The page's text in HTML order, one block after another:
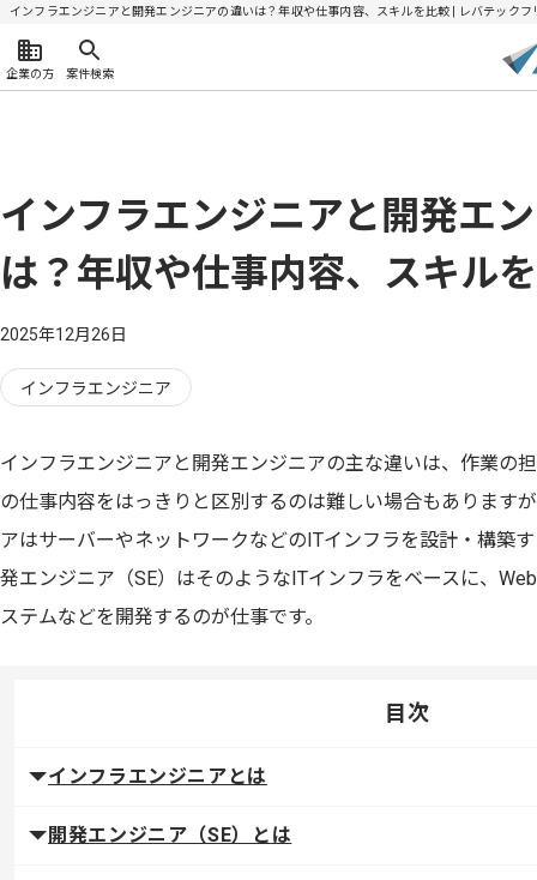
インフラエンジニアと開発エンジニアの違いは？年収や仕事内容、スキルを比較 | レバテックフ
企業の方 案件検索
インフラエンジニアと開発エ
は？年収や仕事内容、スキル
2025年12月26日
インフラエンジニア
インフラエンジニアと開発エンジニアの主な違いは、作業の
の仕事内容をはっきりと区別するのは難しい場合もあります
アはサーバーやネットワークなどのITインフラを設計・構築
発エンジニア（SE）はそのようなITインフラをベースに、
ステムなどを開発するのが仕事です。
目次
インフラエンジニアとは
開発エンジニア（SE）とは